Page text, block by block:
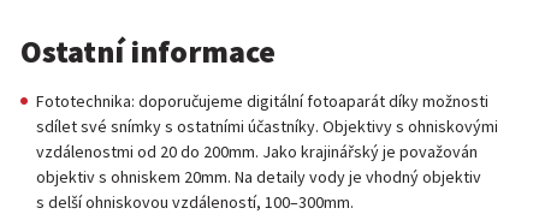
Ostatní informace
Fototechnika: doporučujeme digitální fotoaparát díky možnosti
sdílet své snímky s ostatními účastníky. Objektivy s ohniskovými
vzdálenostmi od 20 do 200mm. Jako krajinářský je považován
objektiv s ohniskem 20mm. Na detaily vody je vhodný objektiv
s delší ohniskovou vzdáleností, 100–300mm.